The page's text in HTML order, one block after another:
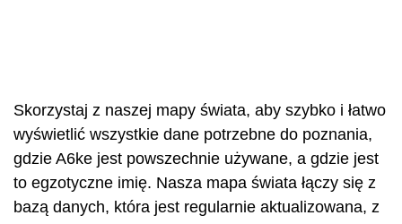
Skorzystaj z naszej mapy świata, aby szybko i łatwo
wyświetlić wszystkie dane potrzebne do poznania,
gdzie A6ke jest powszechnie używane, a gdzie jest
to egzotyczne imię. Nasza mapa świata łączy się z
bazą danych, która jest regularnie aktualizowana, z